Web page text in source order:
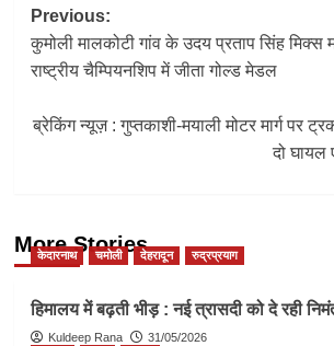
Post
navigation
Previous:
कुमोली मालकोटी गांव के उदय प्रताप सिंह मिक्स
राष्ट्रीय चैम्पियनशिप में जीता गोल्ड मेडल
ब्रेकिंग न्यूज़ : गुप्तकाशी-मयाली मोटर मार्ग पर
दो घायल
More Stories
केदारनाथ चमोली देहरादून रुद्रप्रयाग
हिमालय में बढ़ती भीड़ : नई त्रासदी को दे रही
Kuldeep Rana
31/05/2026